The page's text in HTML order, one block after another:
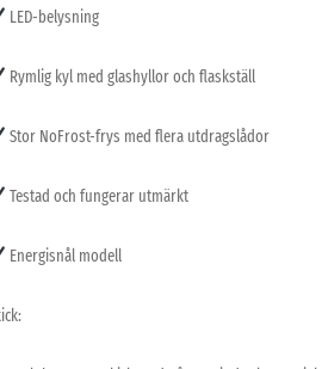
LED-belysning
Rymlig kyl med glashyllor och flaskställ
Stor NoFrost-frys med flera utdragslådor
Testad och fungerar utmärkt
Energisnål modell